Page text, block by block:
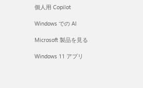
個人用 Copilot
Windows での AI
Microsoft 製品を見る
Windows 11 アプリ